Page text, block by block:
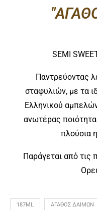
SEMI
Παντρεύοντας
σταφυλιών, με τα
Ελληνικού
ανωτέρας
πλούσια
Παράγεται από τις
187ML ΑΓΑΘΟΣ ΔΑΙΜΩΝ